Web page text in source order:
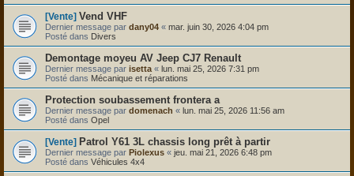
[Vente] Vend VHF
Dernier message par dany04 « mar. juin 30, 2026 4:04 pm
Posté dans Divers
Demontage moyeu AV Jeep CJ7 Renault
Dernier message par isetta « lun. mai 25, 2026 7:31 pm
Posté dans Mécanique et réparations
Protection soubassement frontera a
Dernier message par domenach « lun. mai 25, 2026 11:56 am
Posté dans Opel
[Vente] Patrol Y61 3L chassis long prêt à partir
Dernier message par Piolexus « jeu. mai 21, 2026 6:48 pm
Posté dans Véhicules 4x4